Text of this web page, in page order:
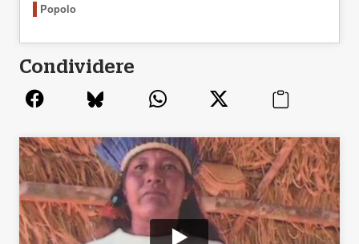
Popolo
Condividere